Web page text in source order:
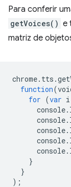
Para conferir
getVoices() e
matriz de
chrome. tts .
function(
for (var i
console.
console.
console.
console.
console.
}
}
);